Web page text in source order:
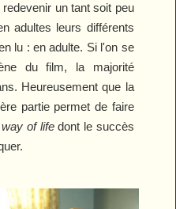
un tant soit peu
adultes leurs différents
lu : en adulte. Si l'on se
du film, la majorité
Heureusement que la
partie permet de faire
way of lifedont le succès